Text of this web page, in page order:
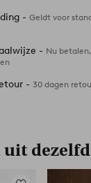
- Geldt voor
- Nu
- 30 dagen